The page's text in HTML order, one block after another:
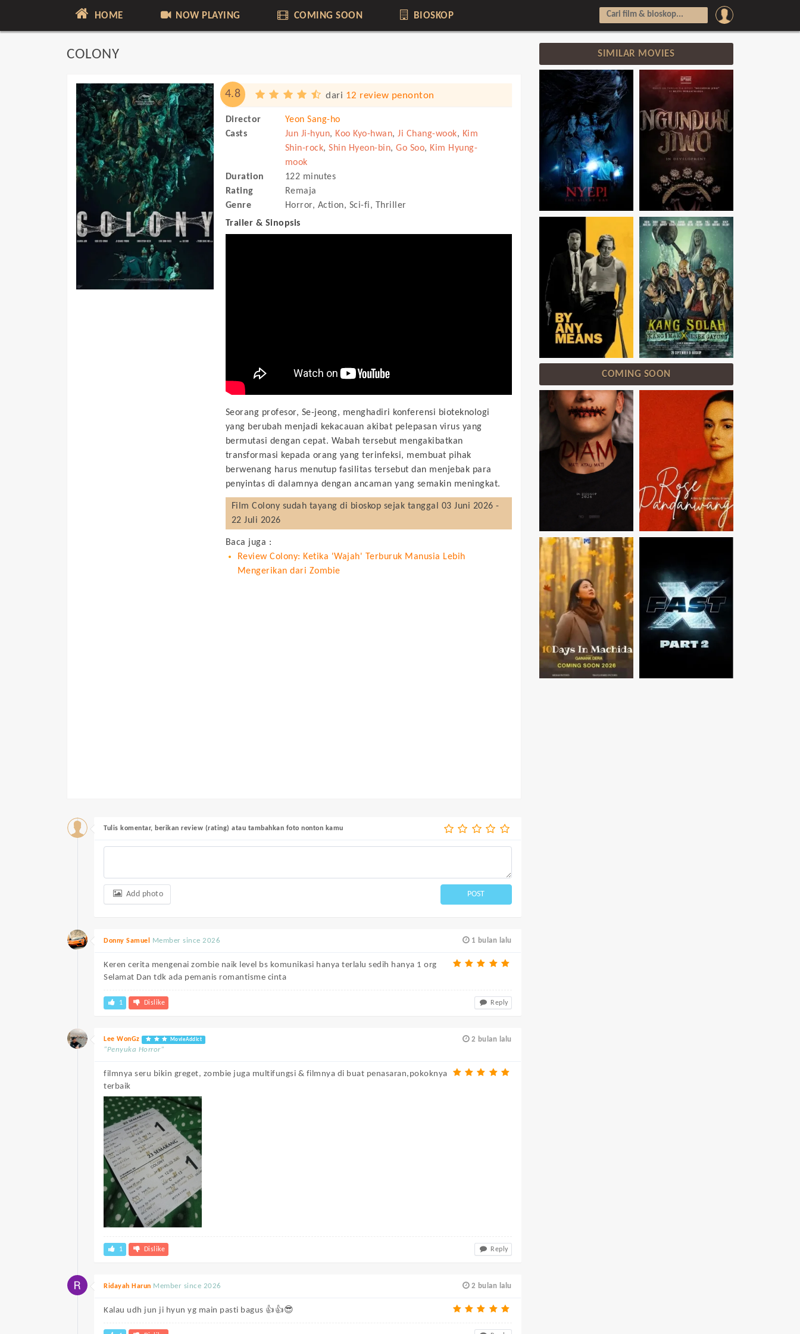
HOME NOW PLAYING COMING SOON BIOSKOP
COLONY
4.8 dari 12 review penonton
Director
Yeon Sang-ho
Casts
Jun Ji-hyun, Koo Kyo-hwan, Ji Chang-wook, Kim
Shin-rock, Shin Hyeon-bin, Go Soo, Kim Hyung-
mook
Duration
122 minutes
Rating
Remaja
Genre
Horror, Action, Sci-fi, Thriller
Trailer & Sinopsis
Seorang profesor, Se-jeong, menghadiri konferensi bioteknologi
yang berubah menjadi kekacauan akibat pelepasan virus yang
bermutasi dengan cepat. Wabah tersebut mengakibatkan
transformasi kepada orang yang terinfeksi, membuat pihak
berwenang harus menutup fasilitas tersebut dan menjebak para
penyintas di dalamnya dengan ancaman yang semakin meningkat.
Film Colony sudah tayang di bioskop sejak tanggal 03 Juni 2026 -
22 Juli 2026
Baca juga :
Review Colony: Ketika 'Wajah' Terburuk Manusia Lebih
Mengerikan dari Zombie
Tulis komentar, berikan review (rating) atau tambahkan foto nonton kamu
Add photo POST
1 bulan lalu
Donny Samuel Member since 2026
Keren cerita mengenai zombie naik level bs komunikasi hanya terlalu sedih hanya 1 org
Selamat Dan tdk ada pemanis romantisme cinta
1 Dislike Reply
2 bulan lalu
Lee WonGz MovieAddict
“Penyuka Horror”
filmnya seru bikin greget, zombie juga multifungsi & filmnya di buat penasaran,pokoknya
terbaik
1 Dislike Reply
2 bulan lalu
Ridayah Harun Member since 2026
Kalau udh jun ji hyun yg main pasti bagus 👍👍😎
SIMILAR MOVIES
COMING SOON